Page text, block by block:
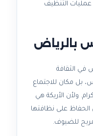
التنظيف
بالرياض
في الثقافة
بل مكان للاجتماع
ولأن الأريكة هي
على نظافتها
للضيوف.